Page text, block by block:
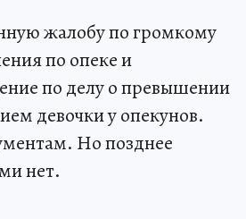
жалобу по громкому
по опеке и
по делу о превышении
девочки у опекунов.
Но позднее
нет.